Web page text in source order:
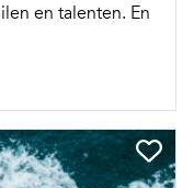
en talenten. En